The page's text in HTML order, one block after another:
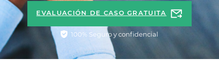
EVALUACIÓN DE CASO GRATUITA
100% Seguro y confidencial